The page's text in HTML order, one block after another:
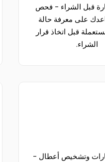
قبل الشراء - فحص
على معرفة حالة
قبل اتخاذ قرار
الشراء.
وتشخيص أعطال -